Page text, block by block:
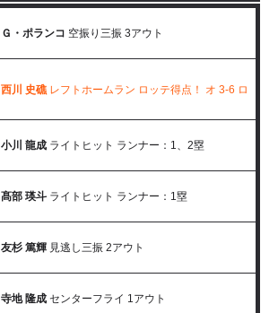
Ｇ・ポランコ 空振り三振 3アウト
西川 史礁レフトホームラン ロッテ得点！ オ 3-6 ロ
小川 龍成 ライトヒット ランナー：1、2塁
髙部 瑛斗 ライトヒット ランナー：1塁
友杉 篤輝 見逃し三振 2アウト
寺地 隆成 センターフライ 1アウト